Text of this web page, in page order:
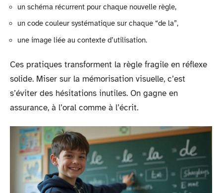
un schéma récurrent pour chaque nouvelle règle,
un code couleur systématique sur chaque “de la”,
une image liée au contexte d’utilisation.
Ces pratiques transforment la règle fragile en réflexe
solide. Miser sur la mémorisation visuelle, c’est
s’éviter des hésitations inutiles. On gagne en
assurance, à l’oral comme à l’écrit.